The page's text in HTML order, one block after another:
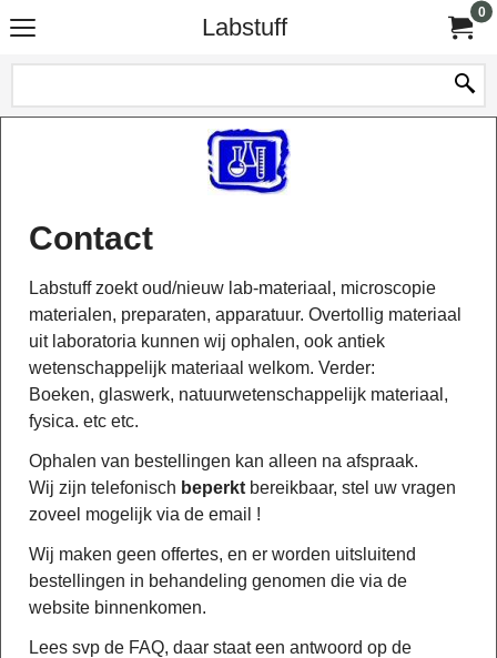
Labstuff
0
Contact
Labstuff zoekt oud/nieuw lab-materiaal, microscopie
materialen, preparaten, apparatuur. Overtollig materiaal
uit laboratoria kunnen wij ophalen, ook antiek
wetenschappelijk materiaal welkom. Verder:
Boeken, glaswerk, natuurwetenschappelijk materiaal,
fysica. etc etc.
Ophalen van bestellingen kan alleen na afspraak.
Wij zijn telefonisch beperkt bereikbaar, stel uw vragen
zoveel mogelijk via de email !
Wij maken geen offertes, en er worden uitsluitend
bestellingen in behandeling genomen die via de
website binnenkomen.
Lees svp de FAQ, daar staat een antwoord op de